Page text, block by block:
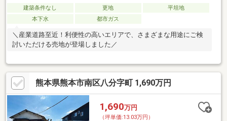
建築条件なし 更地
平坦地
本下水
都市ガス
＼産業道路至近！利便性の高いエリアで、さまざまな用途にご検
討いただける売地が登場しました／
熊本県熊本市南区八分字町 1,690万円
1,690万円
（坪単価:13.03万円）